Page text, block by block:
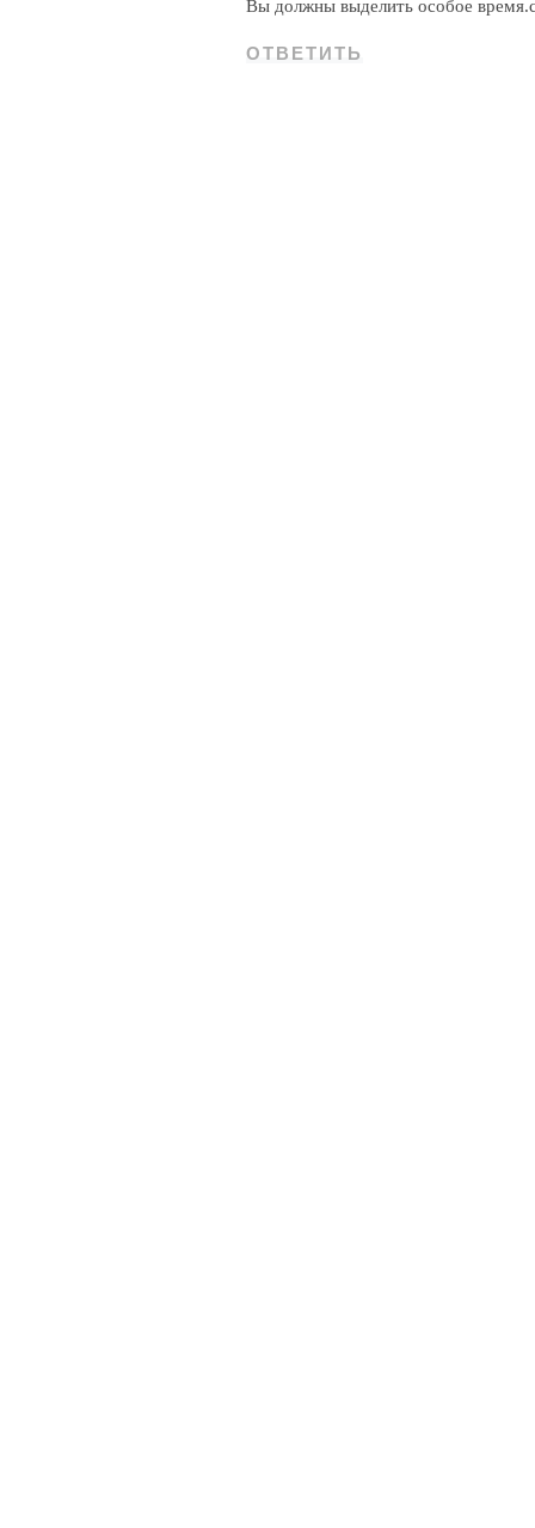
Вы должны выделить особое
ОТВЕТИТЬ